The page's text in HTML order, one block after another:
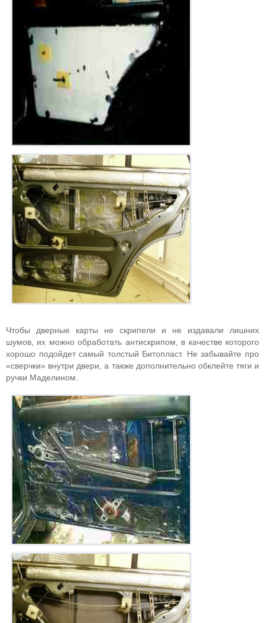
Чтобы дверные карты не скрипели и не издавали лишних
шумов, их можно обработать антискрипом, в качестве которого
хорошо подойдет самый толстый Битопласт. Не забывайте про
«сверчки» внутри двери, а также дополнительно обклейте тяги и
ручки Маделином.